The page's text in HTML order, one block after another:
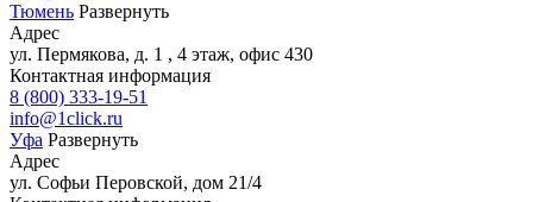
Тюмень Развернуть
Адрес
ул. Пермякова, д. 1 , 4 этаж, офис 430
Контактная информация
8 (800) 333-19-51
info@1click.ru
Уфа Развернуть
Адрес
ул. Софьи Перовской, дом 21/4